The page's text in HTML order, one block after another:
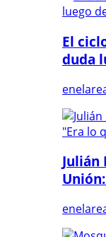
El
duda
Julián